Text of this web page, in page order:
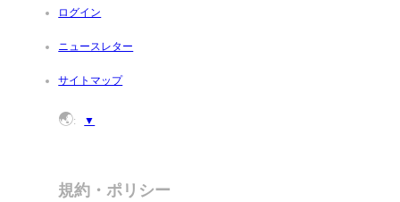
ログイン
ニュースレター
サイトマップ
🌏: ▼
規約・ポリシー